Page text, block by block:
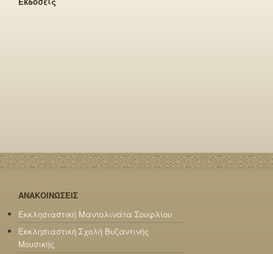
ΑΝΑΚΟΙΝΩΣΕΙΣ
Εκκλησιαστική Μαντολινάτα Σουφλίου
Εκκλησιαστική Σχολή Βυζαντινής
Μουσικής